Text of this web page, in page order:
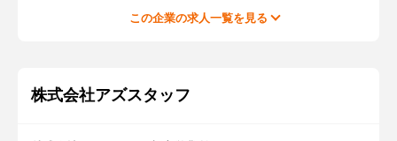
この企業の求人一覧を見る
株式会社アズスタッフ